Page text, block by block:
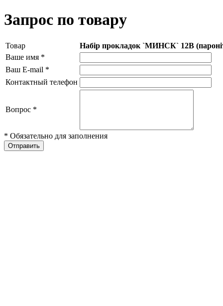
Запрос по товару
Товар
Набір прокладок `МИНСК` 12В
Ваше имя *
Ваш E-mail *
Контактный телефон
Вопрос *
* Обязательно для заполнения
Отправить